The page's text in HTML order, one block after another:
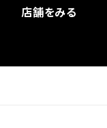
店舗をみる